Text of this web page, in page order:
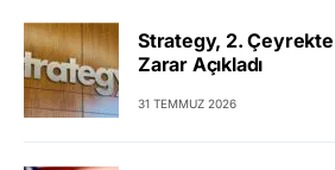
Strategy, 2.
Zarar Açıkladı
31 TEMMUZ 2026